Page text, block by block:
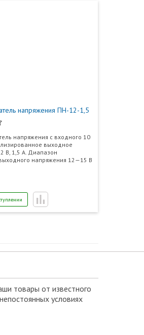
напряжения ПН-12-1,5
напряжения с входного 10
выходное
В, 1,5 А. Диапазон
напряжения 12—15 В
товары от известного
условиях